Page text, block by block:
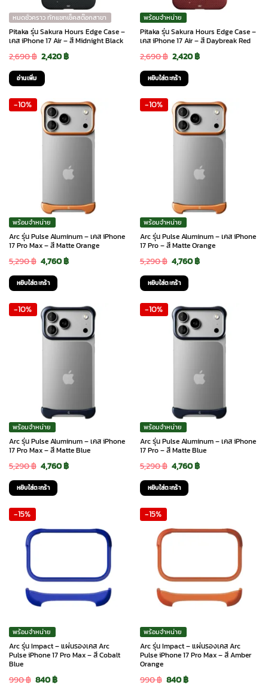
หมดชั่วคราว ทักแชทเช็คสต๊อกสาขา
Pitaka รุ่น Sakura Hours Edge Case –
เคส iPhone 17 Air – สี Midnight Black
2,690฿ Original
price
was:
2,690 ฿.
2,420฿Current
2,420 ฿.
อ่านเพิ่ม
พร้อมจำหน่าย
Pitaka รุ่น Sakura Hours Edge Case –
เคส iPhone 17 Air – สี Daybreak Red
2,690฿ Original
price
was:
2,690 ฿.
2,420฿Current
2,420 ฿.
หยิบใส่ตะกร้า
-10%
พร้อมจำหน่าย
Arc รุ่น Pulse Aluminum – เคส iPhone
17 Pro Max – สี Matte Orange
5,290฿ Original
price
was:
5,290 ฿.
4,760฿Current
4,760 ฿.
หยิบใส่ตะกร้า
-10%
พร้อมจำหน่าย
Arc รุ่น Pulse Aluminum – เคส iPhone
17 Pro – สี Matte Orange
5,290฿ Original
price
was:
5,290 ฿.
4,760฿Current
4,760 ฿.
หยิบใส่ตะกร้า
-10%
พร้อมจำหน่าย
Arc รุ่น Pulse Aluminum – เคส iPhone
17 Pro Max – สี Matte Blue
5,290฿ Original
price
was:
4,760฿Current
หยิบใส่ตะกร้า
-10%
พร้อมจำหน่าย
Arc รุ่น Pulse Aluminum – เคส iPhone
17 Pro – สี Matte Blue
5,290฿ Original
price
was:
4,760฿Current
หยิบใส่ตะกร้า
-15%
พร้อมจำหน่าย
Arc รุ่น Impact – แผ่นรองเคส Arc
Pulse iPhone 17 Pro Max – สี Cobalt
Blue
990฿ Original
840฿Current
-15%
พร้อมจำหน่าย
Arc รุ่น Impact – แผ่นรองเคส Arc
Pulse iPhone 17 Pro Max – สี Amber
Orange
990฿ Original
840฿Current